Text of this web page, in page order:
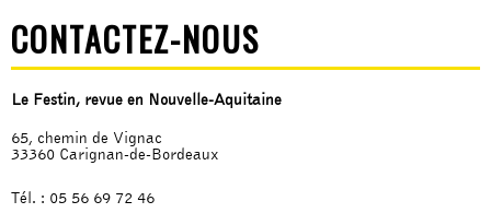
CONTACTEZ-NOUS
Le Festin, revue en Nouvelle-Aquitaine
65, chemin de Vignac
33360 Carignan-de-Bordeaux
Tél. : 05 56 69 72 46